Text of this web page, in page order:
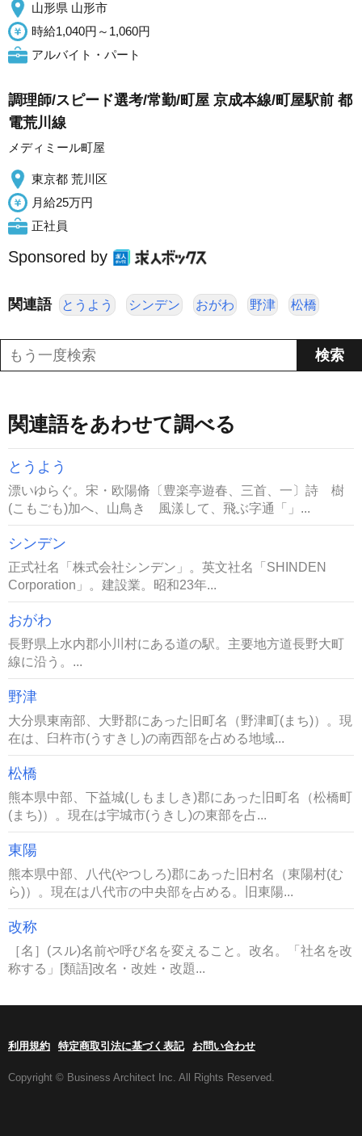
山形県 山形市
時給1,040円～1,060円
アルバイト・パート
調理師/スピード選考/常勤/町屋 京成本線/町屋駅前 都
電荒川線
メディミール町屋
東京都 荒川区
月給25万円
正社員
Sponsored by
関連語 とうよう シンデン おがわ 野津 松橋
関連語をあわせて調べる
とうよう
漂いゆらぐ。宋・欧陽脩〔豊楽亭遊春、三首、一〕詩 樹
(こもごも)加へ、山鳥き 風漾して、飛ぶ字通「」...
シンデン
正式社名「株式会社シンデン」。英文社名「SHINDEN
Corporation」。建設業。昭和23年...
おがわ
長野県上水内郡小川村にある道の駅。主要地方道長野大町
線に沿う。...
野津
大分県東南部、大野郡にあった旧町名（野津町(まち)）。現
在は、臼杵市(うすきし)の南西部を占める地域...
松橋
熊本県中部、下益城(しもましき)郡にあった旧町名（松橋町
(まち)）。現在は宇城市(うきし)の東部を占...
東陽
熊本県中部、八代(やつしろ)郡にあった旧村名（東陽村(む
ら)）。現在は八代市の中央部を占める。旧東陽...
改称
［名］(スル)名前や呼び名を変えること。改名。「社名を改
称する」[類語]改名・改姓・改題...
利用規約 特定商取引法に基づく表記 お問い合わせ
Copyright © Business Architect Inc. All Rights Reserved.